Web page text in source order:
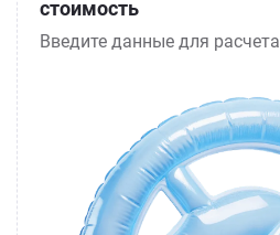
стоимость
Введите данные для расчета